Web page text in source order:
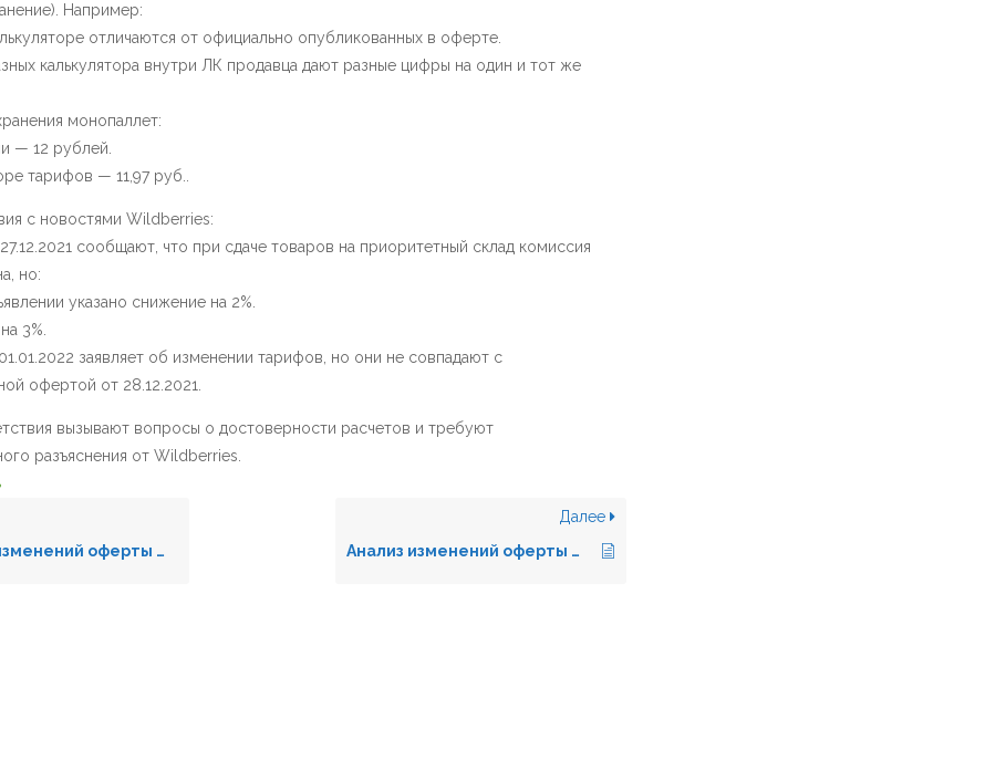
Например:
отличаются от официально опубликованных в оферте.
калькулятора внутри ЛК продавца дают разные цифры на один и тот же
монопаллет:
— 12 рублей.
тарифов — 11,97 руб..
с новостями Wildberries:
сообщают, что при сдаче товаров на приоритетный склад комиссия
но:
указано снижение на 2%.
3%.
заявляет об изменении тарифов, но они не совпадают с
офертой от 28.12.2021.
вызывают вопросы о достоверности расчетов и требуют
разъяснения от Wildberries.
оферты Wildberries (16.04.2022)
Далее
Анализ изменений оферты Wildberries (05.06.2022)